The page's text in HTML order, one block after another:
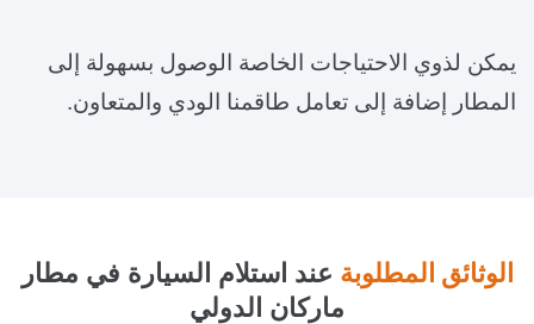
يمكن لذوي الاحتياجات الخاصة الوصول بسهولة إلى
المطار إضافة إلى تعامل طاقمنا الودي والمتعاون.
الوثائق المطلوبة عند استلام السيارة في مطار
ماركان الدولي